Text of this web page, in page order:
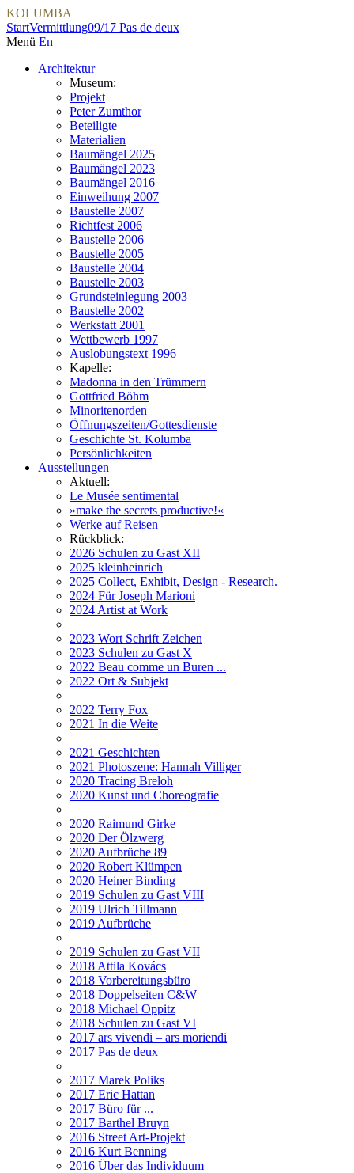
KOLUMBA
StartVermittlung09/17 Pas de deux
Menü En
Architektur
Museum:
Projekt
Peter Zumthor
Beteiligte
Materialien
Baumängel 2025
Baumängel 2023
Baumängel 2016
Einweihung 2007
Baustelle 2007
Richtfest 2006
Baustelle 2006
Baustelle 2005
Baustelle 2004
Baustelle 2003
Grundsteinlegung 2003
Baustelle 2002
Werkstatt 2001
Wettbewerb 1997
Auslobungstext 1996
Kapelle:
Madonna in den Trümmern
Gottfried Böhm
Minoritenorden
Öffnungszeiten/Gottesdienste
Geschichte St. Kolumba
Persönlichkeiten
Ausstellungen
Aktuell:
Le Musée sentimental
»make the secrets productive!«
Werke auf Reisen
Rückblick:
2026 Schulen zu Gast XII
2025 kleinheinrich
2025 Collect, Exhibit, Design - Research.
2024 Für Joseph Marioni
2024 Artist at Work
2023 Wort Schrift Zeichen
2023 Schulen zu Gast X
2022 Beau comme un Buren ...
2022 Ort & Subjekt
2022 Terry Fox
2021 In die Weite
2021 Geschichten
2021 Photoszene: Hannah Villiger
2020 Tracing Breloh
2020 Kunst und Choreografie
2020 Raimund Girke
2020 Der Ölzwerg
2020 Aufbrüche 89
2020 Robert Klümpen
2020 Heiner Binding
2019 Schulen zu Gast VIII
2019 Ulrich Tillmann
2019 Aufbrüche
2019 Schulen zu Gast VII
2018 Attila Kovács
2018 Vorbereitungsbüro
2018 Doppelseiten C&W
2018 Michael Oppitz
2018 Schulen zu Gast VI
2017 ars vivendi – ars moriendi
2017 Pas de deux
2017 Marek Poliks
2017 Eric Hattan
2017 Büro für ...
2017 Barthel Bruyn
2016 Street Art-Projekt
2016 Kurt Benning
2016 Über das Individuum